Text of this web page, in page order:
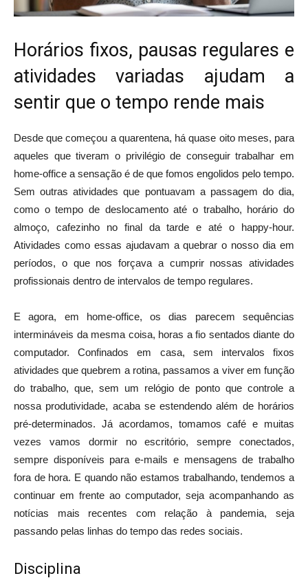
Horários fixos, pausas regulares e
atividades variadas ajudam a
sentir que o tempo rende mais
Desde que começou a quarentena, há quase oito meses, para
aqueles que tiveram o privilégio de conseguir trabalhar em
home-office a sensação é de que fomos engolidos pelo tempo.
Sem outras atividades que pontuavam a passagem do dia,
como o tempo de deslocamento até o trabalho, horário do
almoço, cafezinho no final da tarde e até o happy-hour.
Atividades como essas ajudavam a quebrar o nosso dia em
períodos, o que nos forçava a cumprir nossas atividades
profissionais dentro de intervalos de tempo regulares.
E agora, em home-office, os dias parecem sequências
intermináveis da mesma coisa, horas a fio sentados diante do
computador. Confinados em casa, sem intervalos fixos
atividades que quebrem a rotina, passamos a viver em função
do trabalho, que, sem um relógio de ponto que controle a
nossa produtividade, acaba se estendendo além de horários
pré-determinados. Já acordamos, tomamos café e muitas
vezes vamos dormir no escritório, sempre conectados,
sempre disponíveis para e-mails e mensagens de trabalho
fora de hora. E quando não estamos trabalhando, tendemos a
continuar em frente ao computador, seja acompanhando as
notícias mais recentes com relação à pandemia, seja
passando pelas linhas do tempo das redes sociais.
Disciplina